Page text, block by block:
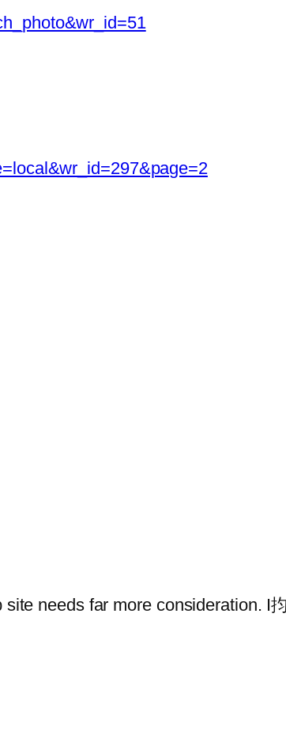
needs far more consideration. I